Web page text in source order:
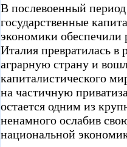
В послевоенный
государственные
экономики обеспечили
Италия превратилась в
аграрную страну и
капиталистического
на частичную
остается одним из
ненамного ослабив
национальной